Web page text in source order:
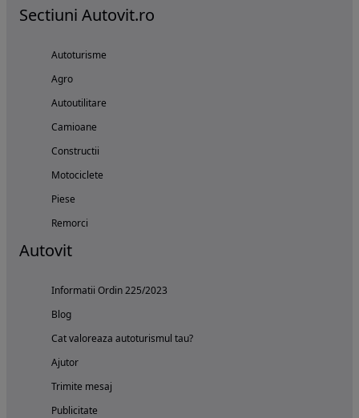
Sectiuni Autovit.ro
Autoturisme
Agro
Autoutilitare
Camioane
Constructii
Motociclete
Piese
Remorci
Autovit
Informatii Ordin 225/2023
Blog
Cat valoreaza autoturismul tau?
Ajutor
Trimite mesaj
Publicitate